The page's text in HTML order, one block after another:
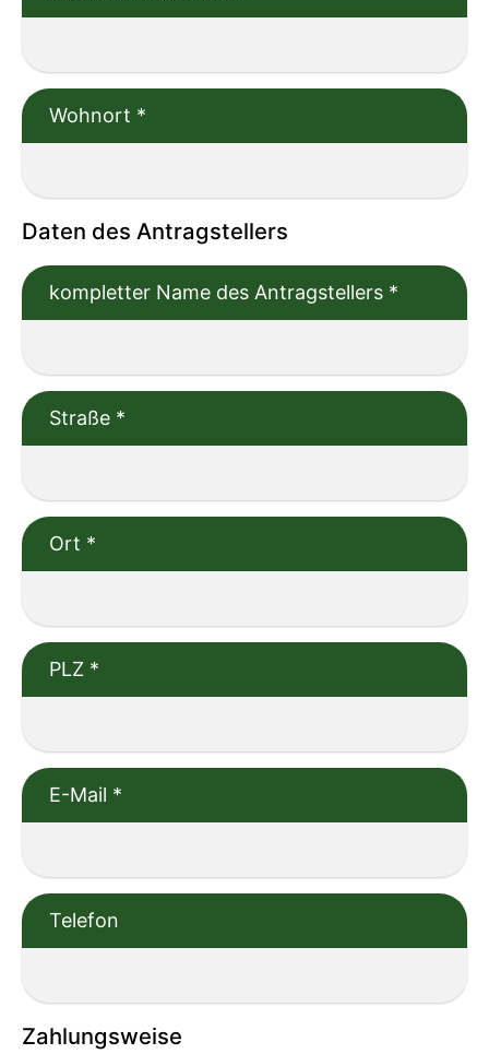
Wohnort *
Daten des Antragstellers
kompletter Name des Antragstellers *
Straße *
Ort *
PLZ *
E-Mail *
Telefon
Zahlungsweise